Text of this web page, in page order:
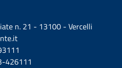
n. 21 - 13100 - Vercelli
426111